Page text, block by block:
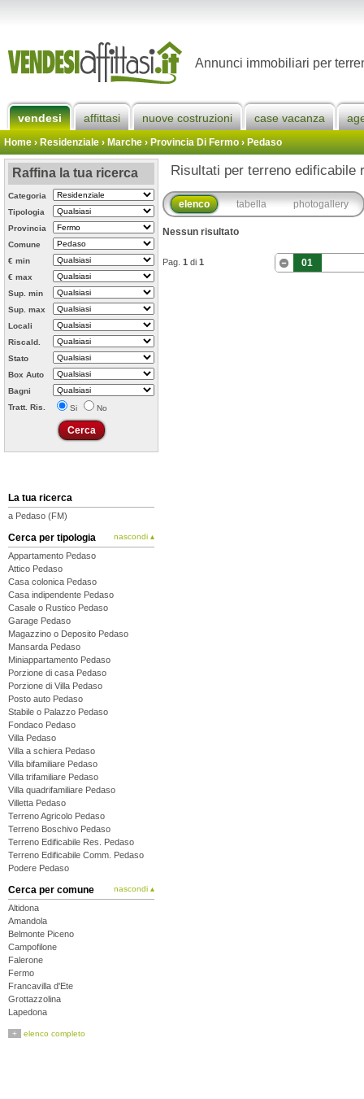
Annunci immobiliari per
vendesi affittasi nuove costruzioni case vacanza
Home› Residenziale › Marche ›Provincia Di Fermo›Pedaso
Raffina la tua ricerca
Categoria
Tipologia
Provincia
Comune
€ min
€ max
Sup. min
Sup. max
Locali
Riscald.
Stato
Box Auto
Bagni
Tratt. Ris.
Si No
La tua ricerca
a Pedaso (FM)
Cerca per tipologia nascondi ▴
Appartamento Pedaso
Attico Pedaso
Casa colonica Pedaso
Casa indipendente Pedaso
Casale o Rustico Pedaso
Garage Pedaso
Magazzino o Deposito Pedaso
Mansarda Pedaso
Miniappartamento Pedaso
Porzione di casa Pedaso
Porzione di Villa Pedaso
Posto auto Pedaso
Stabile o Palazzo Pedaso
Fondaco Pedaso
Villa Pedaso
Villa a schiera Pedaso
Villa bifamiliare Pedaso
Villa trifamiliare Pedaso
Villa quadrifamiliare Pedaso
Villetta Pedaso
Terreno Agricolo Pedaso
Terreno Boschivo Pedaso
Terreno Edificabile Res. Pedaso
Terreno Edificabile Comm. Pedaso
Podere Pedaso
Cerca per comune nascondi ▴
Altidona
Amandola
Belmonte Piceno
Campofilone
Falerone
Fermo
Francavilla d'Ete
Grottazzolina
Lapedona
Massa Fermana
+ elenco completo
Risultati per terreno edificabile
elenco tabella photogallery
Nessun risultato
Pag. 1 di 1 01